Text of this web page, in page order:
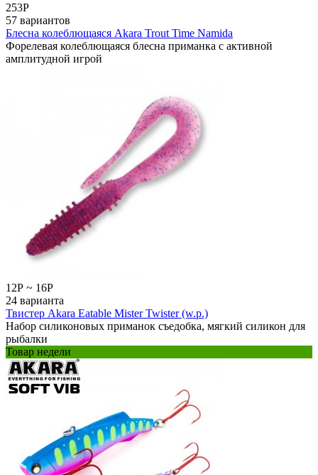
253Р
57 вариантов
Блесна колеблющаяся Akara Trout Time Namida
Форелевая колеблющаяся блесна приманка с активной
амплитудной игрой
12Р ~ 16Р
24 варианта
Твистер Akara Eatable Mister Twister (w.p.)
Набор силиконовых приманок съедобка, мягкий силикон для
рыбалки
Товар недели